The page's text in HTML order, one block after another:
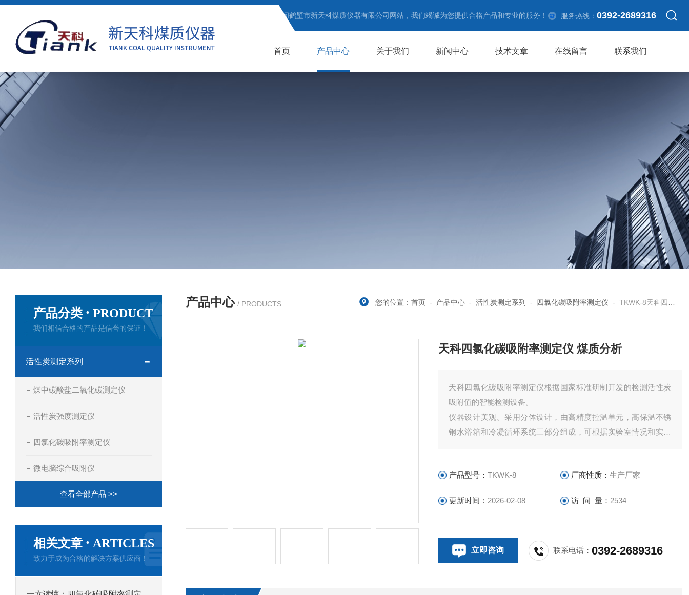
欢迎访问鹤壁市新天科煤质仪器有限公司网站，我们竭诚为您提供合格产品和专业的服务！ 服务热线： 0392-2689316
首页 产品中心 关于我们 新闻中心 技术文章 在线留言 联系我们
产品中心 / PRODUCTS 您的位置：首页 - 产品中心 -活性炭测定系列 - 四氯化碳吸附率测定仪 -TKWK-8天科四氯化碳吸附率测定仪 煤质分析
天科四氯化碳吸附率测定仪 煤质分析
天科四氯化碳吸附率测定仪根据国家标准研制开发的检测活性炭
吸附值的智能检测设备。
仪器设计美观。采用分体设计，由高精度控温单元，高保温不锈
钢水浴箱和冷凝循环系统三部分组成，可根据实验室情况和实验
产品型号：TKWK-8 厂商性质： 生产厂家
更新时间： 2026-02-08 访 问 量： 2534
立即咨询 联系电话：0392-2689316
产品分类 · PRODUCT
我们相信合格的产品是信誉的保证！
活性炭测定系列
煤中碳酸盐二氧化碳测定仪
活性炭强度测定仪
四氯化碳吸附率测定仪
微电脑综合吸附仪
查看全部产品 >>
相关文章 · ARTICLES
致力于成为合格的解决方案供应商！